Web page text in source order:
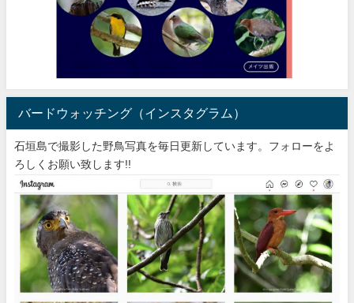
バードウォッチング（インスタグラム）
石垣島で撮影した野鳥写真を毎日更新しています。フォローをよ
ろしくお願い致します!!